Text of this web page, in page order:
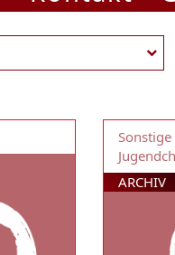
ARCHIV